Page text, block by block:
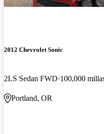
2012 Chevrolet Sonic
2LS Sedan FWD 100,000
Portland, OR